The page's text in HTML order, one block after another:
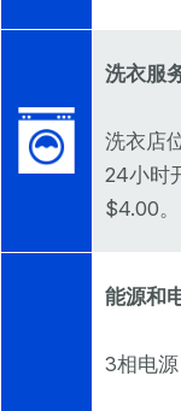
洗衣服
洗衣店
24小时
$4.00。
能源和
3相电